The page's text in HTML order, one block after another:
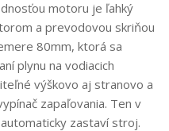
motoru je ľahký
a prevodovou skriňou
80mm, ktorá sa
plynu na vodiacich
výškovo aj stranovo a
zapaľovania. Ten v
zastaví stroj.